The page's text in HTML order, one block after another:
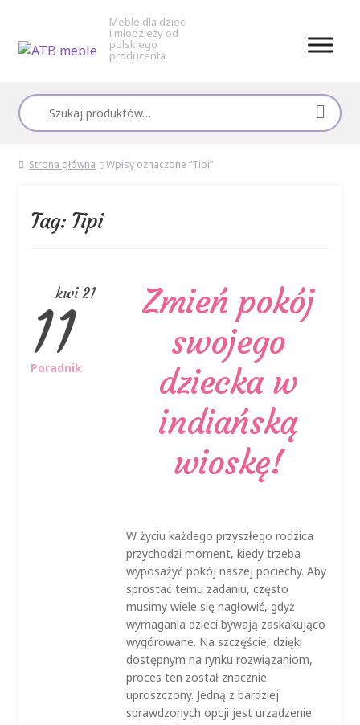
nawigacji
treści
Meble dla dzieci
i młodzieży od
polskiego
producenta
Szukaj:
Strona główna Wpisy oznaczone “Tipi”
Tag: Tipi
kwi 21
11
Poradnik
Zmień pokój
swojego
dziecka w
indiańską
wioskę!
W życiu każdego przyszłego rodzica
przychodzi moment, kiedy trzeba
wyposażyć pokój naszej pociechy. Aby
sprostać temu zadaniu, często
musimy wiele się nagłowić, gdyż
wymagania dzieci bywają zaskakująco
wygórowane. Na szczęście, dzięki
dostępnym na rynku rozwiązaniom,
proces ten został znacznie
uproszczony. Jedną z bardziej
sprawdzonych opcji jest urządzenie